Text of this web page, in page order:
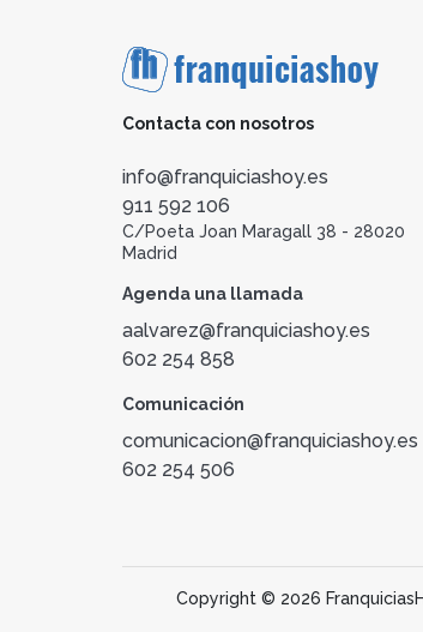
Contacta con nosotros
info@franquiciashoy.es
911 592 106
C/Poeta Joan Maragall 38 - 28020
Madrid
Agenda una llamada
aalvarez@franquiciashoy.es
602 254 858
Comunicación
comunicacion@franquiciashoy.es
602 254 506
Copyright © 2026